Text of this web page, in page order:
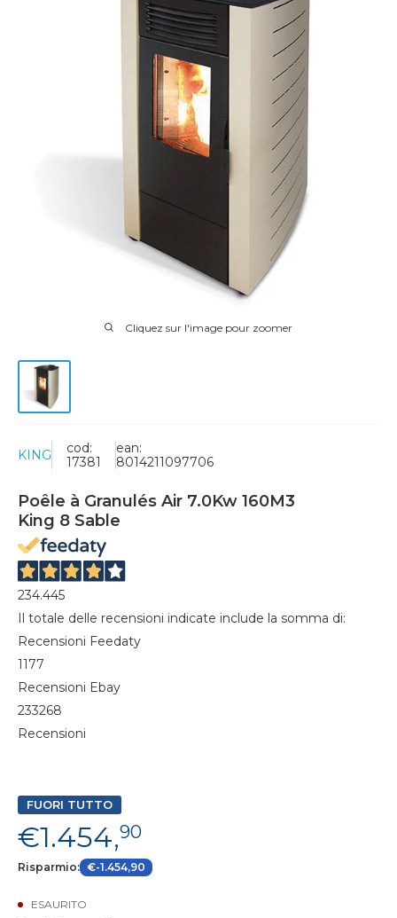
Cliquez sur l'image pour zoomer
KING
cod:
17381
ean:
8014211097706
Poêle à Granulés Air 7.0Kw 160M3
King 8 Sable
234.445
Il totale delle recensioni indicate include la somma di:
Recensioni Feedaty
1177
Recensioni Ebay
233268
Recensioni
FUORI TUTTO
€1.454,90
Risparmio: €-1.454,90
ESAURITO